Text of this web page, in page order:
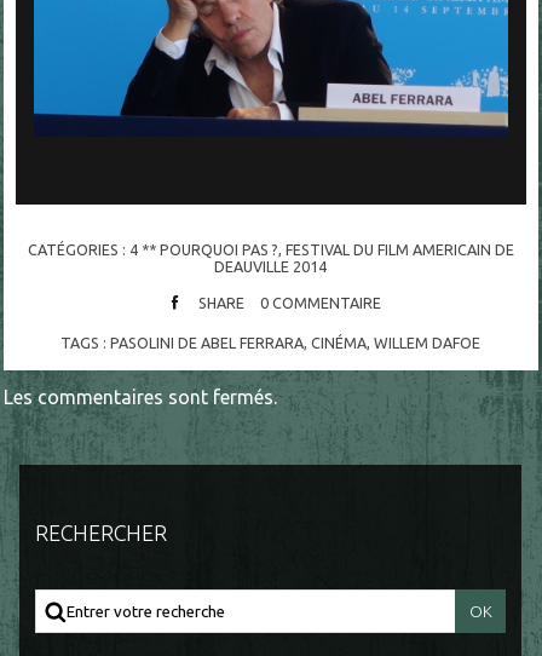
CATÉGORIES : 4 ** POURQUOI PAS ?, FESTIVAL DU FILM AMERICAIN DE
DEAUVILLE 2014
SHARE 0 COMMENTAIRE
TAGS :PASOLINI DE ABEL FERRARA,CINÉMA,WILLEM DAFOE
Les commentaires sont fermés.
RECHERCHER